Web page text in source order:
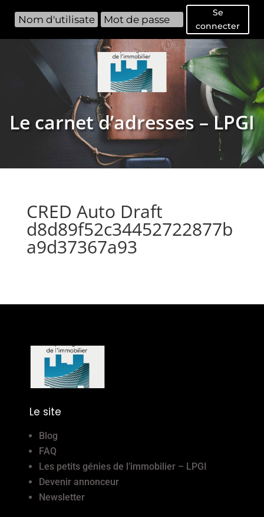
Se
connecter
Le carnet d’adresses – LPGI
CRED Auto Draft
d8d89f52c34452722877b
a9d37367a93
Le site
Blog
FAQ
Les petits génies de l’immobilier – LPGI
Devenir annonceur
Newsletter